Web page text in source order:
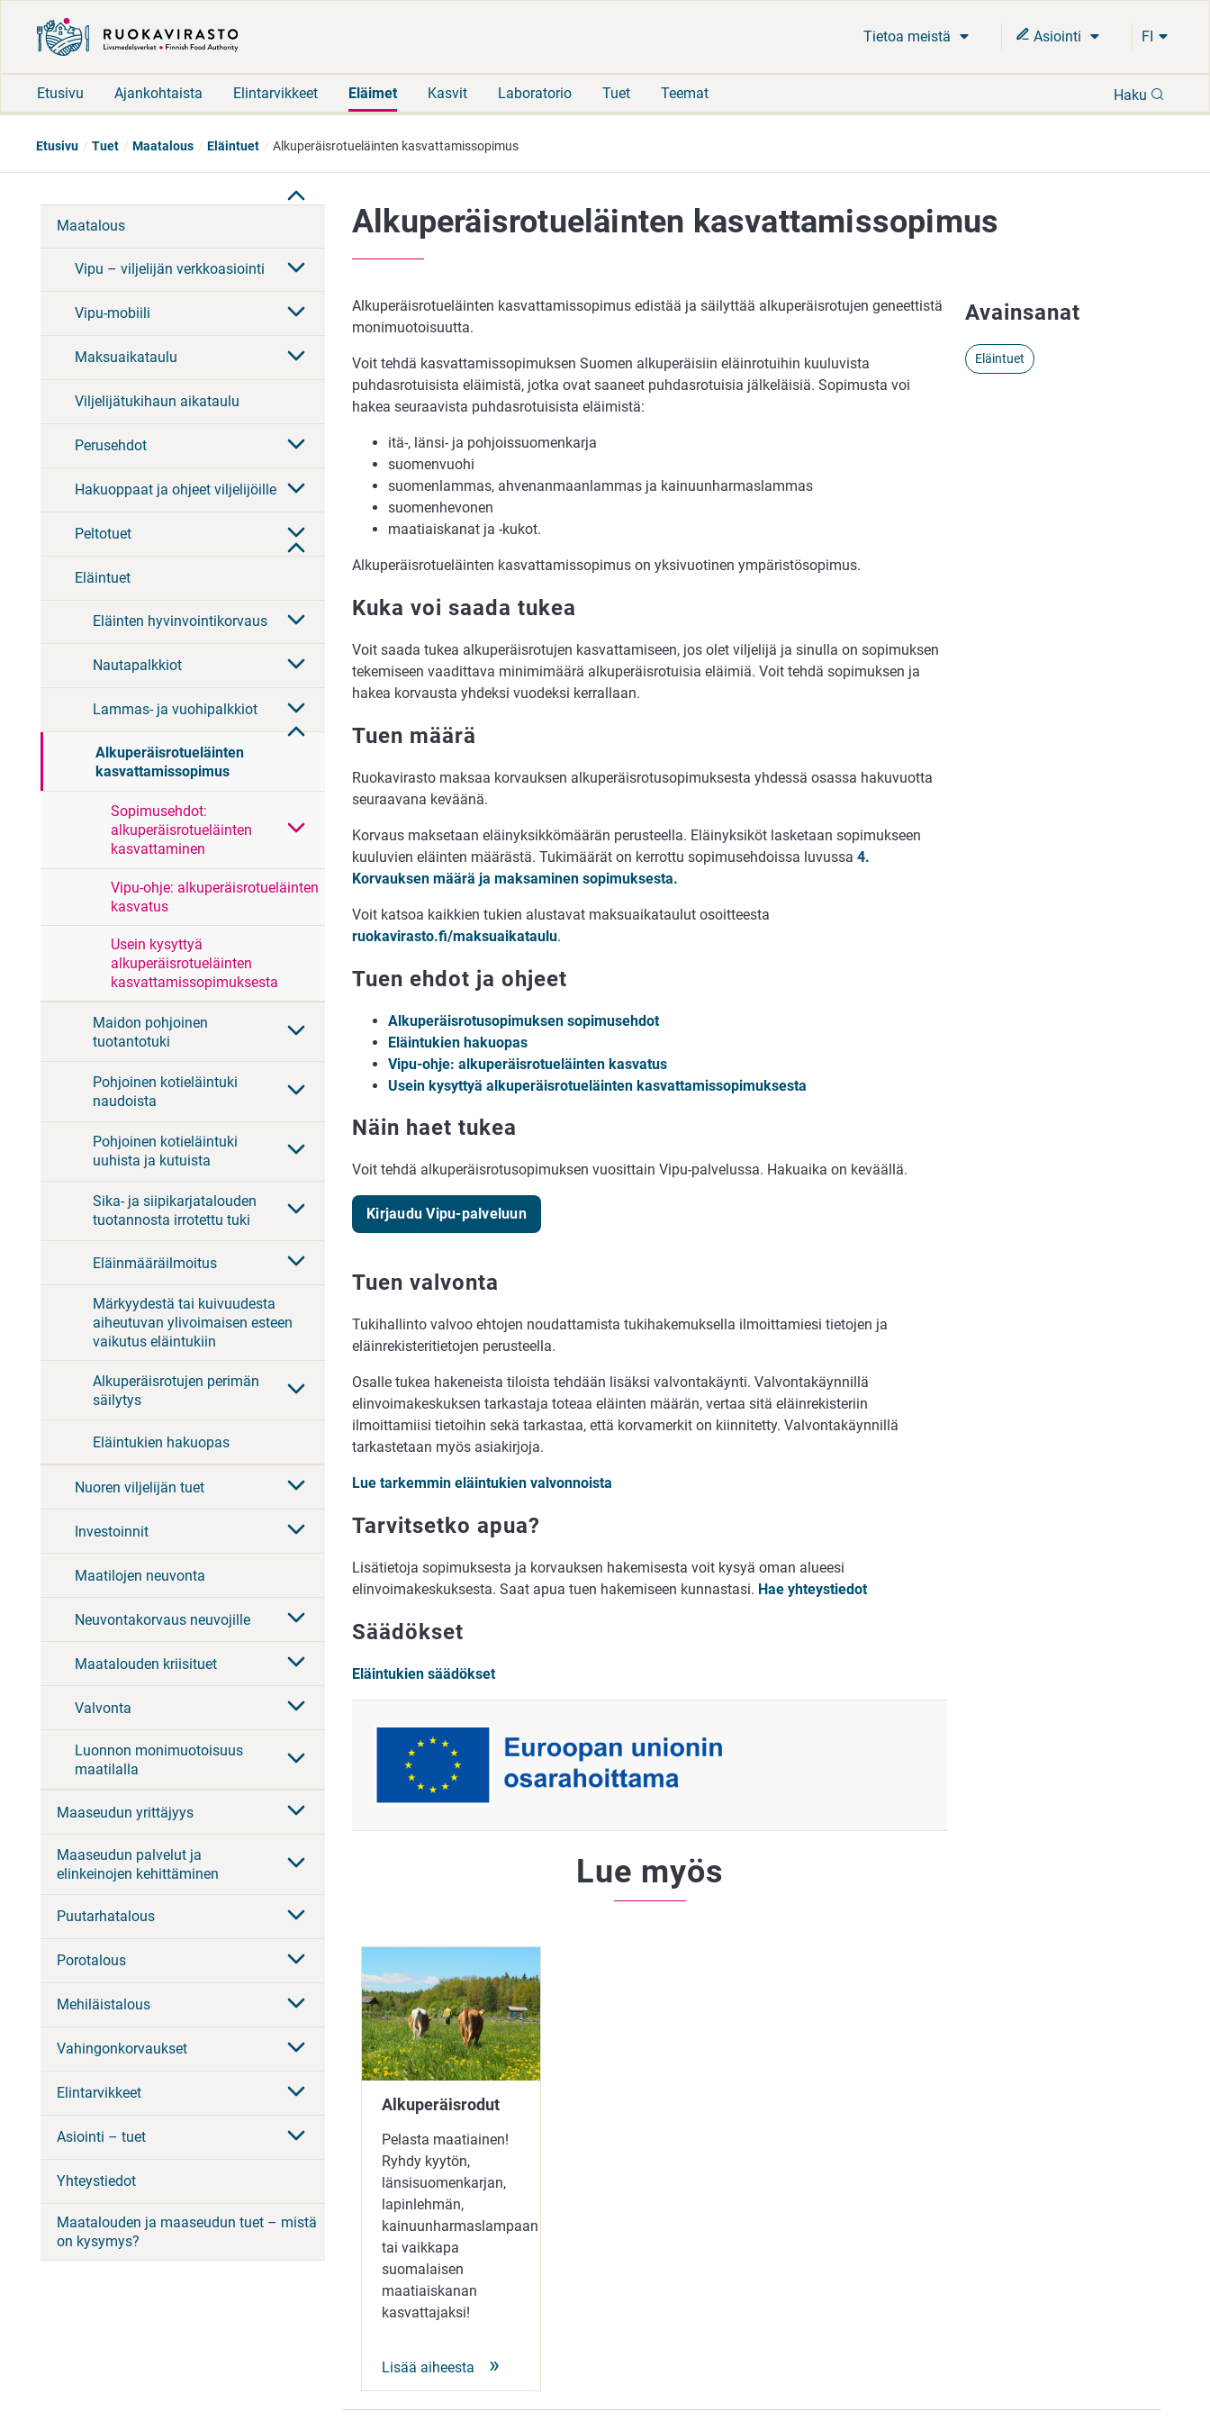
Tietoa meistä Asiointi FI
Etusivu Ajankohtaista Elintarvikkeet Eläimet Kasvit Laboratorio Tuet Teemat Haku
Etusivu Tuet Maatalous Eläintuet Alkuperäisrotueläinten kasvattamissopimus
Maatalous
Vipu – viljelijän verkkoasiointi
Vipu-mobiili
Maksuaikataulu
Viljelijätukihaun aikataulu
Perusehdot
Hakuoppaat ja ohjeet viljelijöille
Peltotuet
Eläintuet
Eläinten hyvinvointikorvaus
Nautapalkkiot
Lammas- ja vuohipalkkiot
Alkuperäisrotueläinten
kasvattamissopimus
Sopimusehdot:
alkuperäisrotueläinten
kasvattaminen
Vipu-ohje: alkuperäisrotueläinten
kasvatus
Usein kysyttyä
alkuperäisrotueläinten
kasvattamissopimuksesta
Maidon pohjoinen
tuotantotuki
Pohjoinen kotieläintuki
naudoista
Pohjoinen kotieläintuki
uuhista ja kutuista
Sika- ja siipikarjatalouden
tuotannosta irrotettu tuki
Eläinmääräilmoitus
Märkyydestä tai kuivuudesta
aiheutuvan ylivoimaisen esteen
vaikutus eläintukiin
Alkuperäisrotujen perimän
säilytys
Eläintukien hakuopas
Nuoren viljelijän tuet
Investoinnit
Maatilojen neuvonta
Neuvontakorvaus neuvojille
Maatalouden kriisituet
Valvonta
Luonnon monimuotoisuus
maatilalla
Maaseudun yrittäjyys
Maaseudun palvelut ja
elinkeinojen kehittäminen
Puutarhatalous
Porotalous
Mehiläistalous
Vahingonkorvaukset
Elintarvikkeet
Asiointi – tuet
Yhteystiedot
Maatalouden ja maaseudun tuet – mistä
on kysymys?
Alkuperäisrotueläinten kasvattamissopimus
Alkuperäisrotueläinten kasvattamissopimus edistää ja säilyttää alkuperäisrotujen geneettistä
monimuotoisuutta.
Voit tehdä kasvattamissopimuksen Suomen alkuperäisiin eläinrotuihin kuuluvista
puhdasrotuisista eläimistä, jotka ovat saaneet puhdasrotuisia jälkeläisiä. Sopimusta voi
hakea seuraavista puhdasrotuisista eläimistä:
itä-, länsi- ja pohjoissuomenkarja
suomenvuohi
suomenlammas, ahvenanmaanlammas ja kainuunharmaslammas
suomenhevonen
maatiaiskanat ja -kukot.
Alkuperäisrotueläinten kasvattamissopimus on yksivuotinen ympäristösopimus.
Kuka voi saada tukea
Voit saada tukea alkuperäisrotujen kasvattamiseen, jos olet viljelijä ja sinulla on sopimuksen
tekemiseen vaadittava minimimäärä alkuperäisrotuisia eläimiä. Voit tehdä sopimuksen ja
hakea korvausta yhdeksi vuodeksi kerrallaan.
Tuen määrä
Ruokavirasto maksaa korvauksen alkuperäisrotusopimuksesta yhdessä osassa hakuvuotta
seuraavana keväänä.
Korvaus maksetaan eläinyksikkömäärän perusteella. Eläinyksiköt lasketaan sopimukseen
kuuluvien eläinten määrästä. Tukimäärät on kerrottu sopimusehdoissa luvussa 4.
Korvauksen määrä ja maksaminen sopimuksesta.
Voit katsoa kaikkien tukien alustavat maksuaikataulut osoitteesta
ruokavirasto.fi/maksuaikataulu.
Tuen ehdot ja ohjeet
Alkuperäisrotusopimuksen sopimusehdot
Eläintukien hakuopas
Vipu-ohje: alkuperäisrotueläinten kasvatus
Usein kysyttyä alkuperäisrotueläinten kasvattamissopimuksesta
Näin haet tukea
Voit tehdä alkuperäisrotusopimuksen vuosittain Vipu-palvelussa. Hakuaika on keväällä.
Kirjaudu Vipu-palveluun
Tuen valvonta
Tukihallinto valvoo ehtojen noudattamista tukihakemuksella ilmoittamiesi tietojen ja
eläinrekisteritietojen perusteella.
Osalle tukea hakeneista tiloista tehdään lisäksi valvontakäynti. Valvontakäynnillä
elinvoimakeskuksen tarkastaja toteaa eläinten määrän, vertaa sitä eläinrekisteriin
ilmoittamiisi tietoihin sekä tarkastaa, että korvamerkit on kiinnitetty. Valvontakäynnillä
tarkastetaan myös asiakirjoja.
Lue tarkemmin eläintukien valvonnoista
Tarvitsetko apua?
Lisätietoja sopimuksesta ja korvauksen hakemisesta voit kysyä oman alueesi
elinvoimakeskuksesta. Saat apua tuen hakemiseen kunnastasi. Hae yhteystiedot
Säädökset
Eläintukien säädökset
Lue myös
Alkuperäisrodut
Pelasta maatiainen!
Ryhdy kyytön,
länsisuomenkarjan,
lapinlehmän,
kainuunharmaslampaan
tai vaikkapa
suomalaisen
maatiaiskanan
kasvattajaksi!
Lisää aiheesta
Avainsanat
Eläintuet